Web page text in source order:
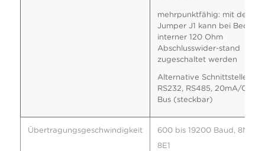
mehrpunktfähig: mit dem
Jumper J1 kann bei Bedarf
interner 120 Ohm
Abschlusswider-stand
zugeschaltet werden
Alternative Schnittstellen:
RS232, RS485, 20mA/CS/
Bus (steckbar)
Übertragungsgeschwindigkeit
600 bis 19200 Baud, 8N1/
8E1